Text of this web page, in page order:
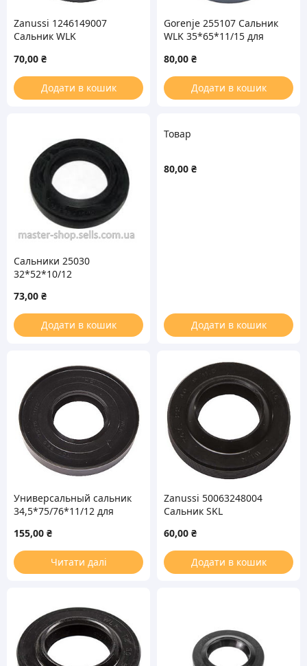
Zanussi 1246149007
Сальник WLK
стиральной машины
70,00 ₴
Додати в кошик
Gorenje 255107 Сальник
WLK 35*65*11/15 для
80,00 ₴
Додати в кошик
Сальники 25030
32*52*10/12
73,00 ₴
Додати в кошик
Товар
80,00 ₴
Додати в кошик
Универсальный сальник
34,5*75/76*11/12 для
155,00 ₴
Читати далі
Zanussi 50063248004
Сальник SKL
стиральной машины
60,00 ₴
Додати в кошик